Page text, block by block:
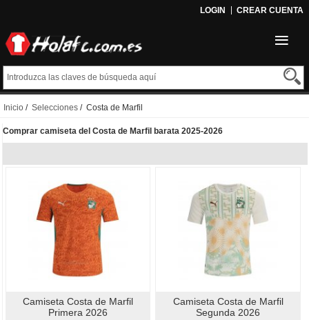
LOGIN CREAR CUENTA
Inicio / Selecciones / Costa de Marfil
Comprar camiseta del Costa de Marfil barata 2025-2026
Camiseta Costa de Marfil
Primera 2026
Camiseta Costa de Marfil
Segunda 2026